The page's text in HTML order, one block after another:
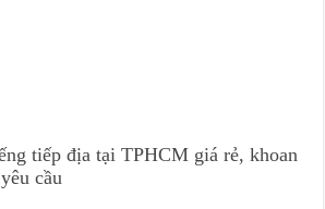
tiếp địa tại TPHCM giá rẻ, khoan
cầu